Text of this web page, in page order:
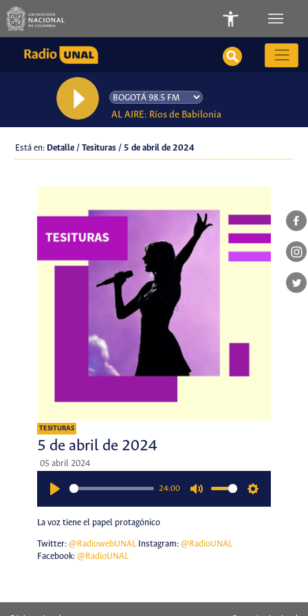
AL AIRE: Ríos de Babilonia
Está en: Detalle / Tesituras / 5 de abril de 2024
TESITURAS
5 de abril de 2024
05 abril 2024
24:00
La voz tiene el papel protagónico
Twitter: @RadiowebUNALInstagram: @RadioUNAL
Facebook: @RadioUNAL